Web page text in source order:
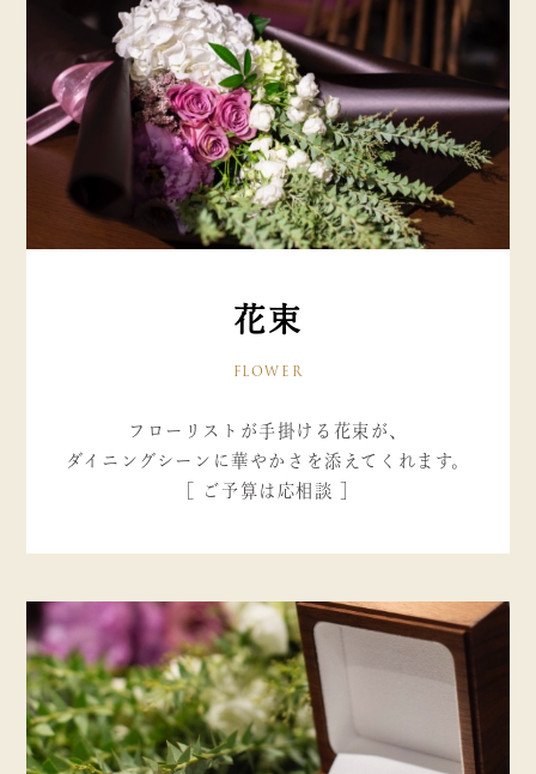
花束
FLOWER
フローリストが手掛ける花束が、
ダイニングシーンに華やかさを添えてくれます。
［ ご予算は応相談 ］